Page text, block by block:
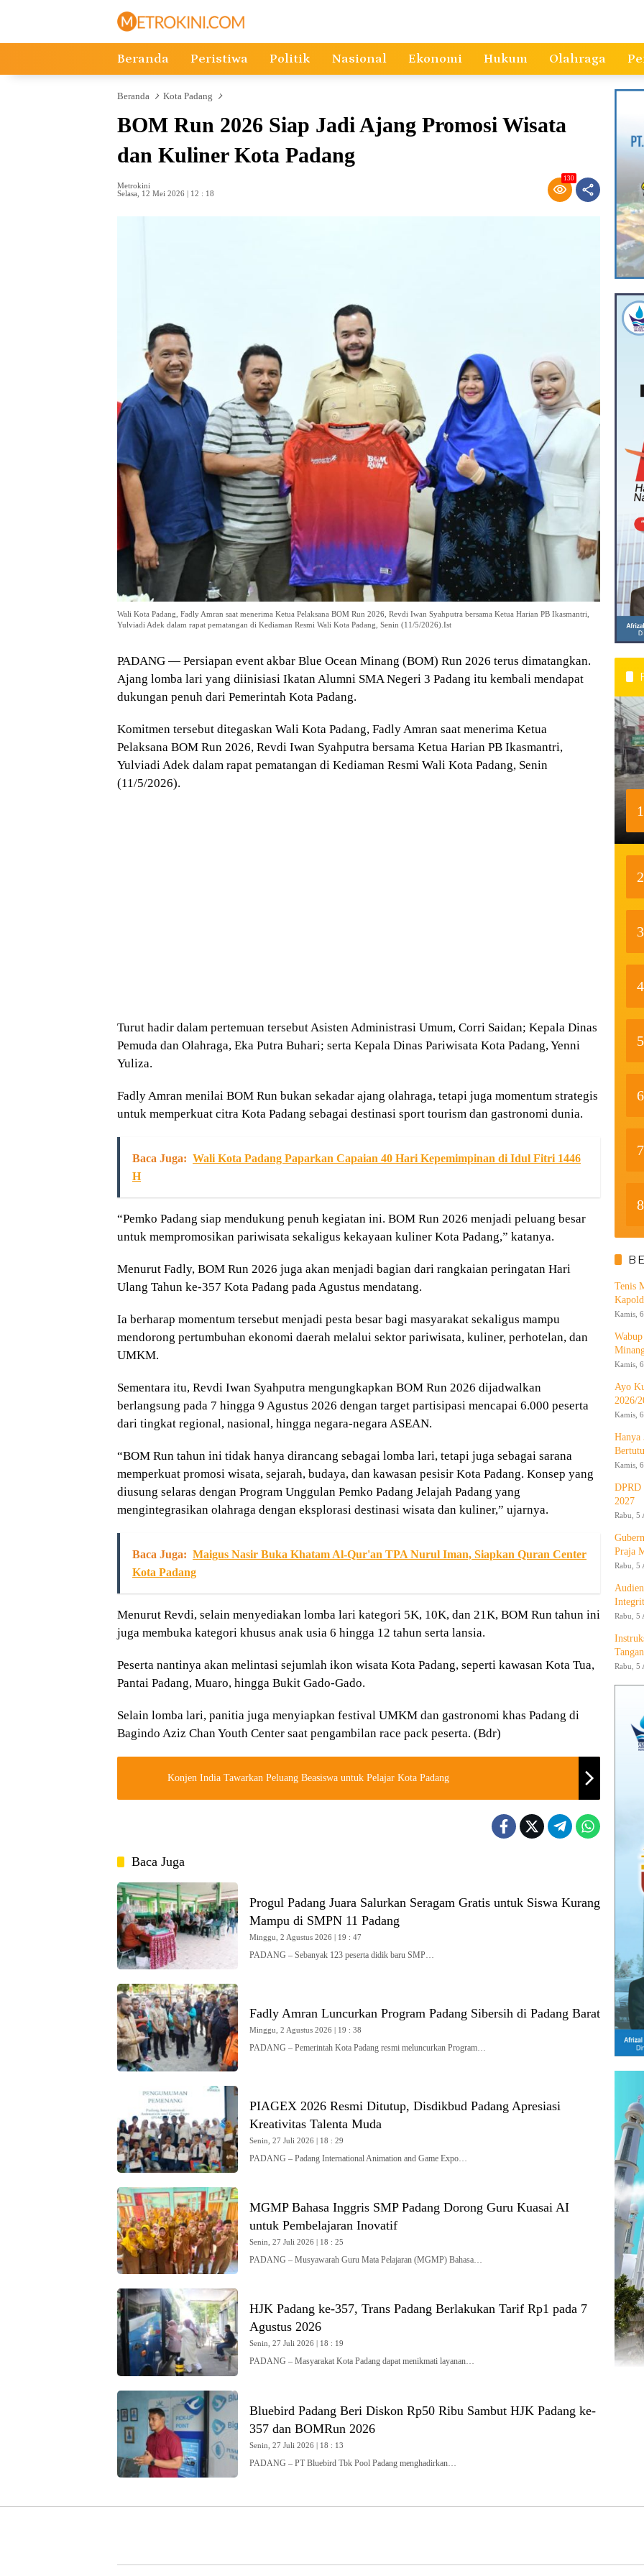
Beranda Peristiwa Politik Nasional Ekonomi Hukum Olahraga
Beranda Kota Padang
BOM Run 2026 Siap Jadi Ajang Promosi Wisata
dan Kuliner Kota Padang
Metrokini
Selasa, 12 Mei 2026 | 12 : 18
130
Wali Kota Padang, Fadly Amran saat menerima Ketua Pelaksana BOM Run 2026, Revdi Iwan Syahputra bersama Ketua Harian PB Ikasmantri,
Yulviadi Adek dalam rapat pematangan di Kediaman Resmi Wali Kota Padang, Senin (11/5/2026).Ist
PADANG — Persiapan event akbar Blue Ocean Minang (BOM) Run 2026 terus dimatangkan.
Ajang lomba lari yang diinisiasi Ikatan Alumni SMA Negeri 3 Padang itu kembali mendapat
dukungan penuh dari Pemerintah Kota Padang.
Komitmen tersebut ditegaskan Wali Kota Padang, Fadly Amran saat menerima Ketua
Pelaksana BOM Run 2026, Revdi Iwan Syahputra bersama Ketua Harian PB Ikasmantri,
Yulviadi Adek dalam rapat pematangan di Kediaman Resmi Wali Kota Padang, Senin
(11/5/2026).
Turut hadir dalam pertemuan tersebut Asisten Administrasi Umum, Corri Saidan; Kepala Dinas
Pemuda dan Olahraga, Eka Putra Buhari; serta Kepala Dinas Pariwisata Kota Padang,Yenni
Yuliza.
Fadly Amran menilai BOM Run bukan sekadar ajang olahraga, tetapi juga momentum strategis
untuk memperkuat citra Kota Padang sebagai destinasi sport tourism dan gastronomi dunia.
Baca Juga: Wali Kota Padang Paparkan Capaian 40 Hari Kepemimpinan di Idul Fitri 1446
H
“Pemko Padang siap mendukung penuh kegiatan ini. BOM Run 2026 menjadi peluang besar
untuk mempromosikan pariwisata sekaligus kekayaan kuliner Kota Padang,” katanya.
Menurut Fadly, BOM Run 2026 juga akan menjadi bagian dari rangkaian peringatan Hari
Ulang Tahun ke-357 Kota Padang pada Agustus mendatang.
Ia berharap momentum tersebut menjadi pesta besar bagi masyarakat sekaligus mampu
mendorong pertumbuhan ekonomi daerah melalui sektor pariwisata, kuliner, perhotelan, dan
UMKM.
Sementara itu, Revdi Iwan Syahputra mengungkapkan BOM Run 2026 dijadwalkan
berlangsung pada 7 hingga 9 Agustus 2026 dengan target partisipasi mencapai 6.000 peserta
dari tingkat regional, nasional, hingga negara-negara ASEAN.
“BOM Run tahun ini tidak hanya dirancang sebagai lomba lari, tetapi juga sebagai sarana
memperkuat promosi wisata, sejarah, budaya, dan kawasan pesisir Kota Padang. Konsep yang
diusung selaras dengan Program Unggulan Pemko Padang Jelajah Padang yang
mengintegrasikan olahraga dengan eksplorasi destinasi wisata dan kuliner,” ujarnya.
Baca Juga: Maigus Nasir Buka Khatam Al-Qur'an TPA Nurul Iman, Siapkan Quran Center
Kota Padang
Menurut Revdi, selain menyediakan lomba lari kategori 5K, 10K, dan 21K, BOM Run tahun ini
juga membuka kategori khusus anak usia 6 hingga 12 tahun serta lansia.
Peserta nantinya akan melintasi sejumlah ikon wisata Kota Padang, seperti kawasan Kota Tua,
Pantai Padang, Muaro, hingga Bukit Gado-Gado.
Selain lomba lari, panitia juga menyiapkan festival UMKM dan gastronomi khas Padang di
Bagindo Aziz Chan Youth Center saat pengambilan race pack peserta. (Bdr)
Konjen India Tawarkan Peluang Beasiswa untuk Pelajar Kota Padang
Baca Juga
Progul Padang Juara Salurkan Seragam Gratis untuk Siswa Kurang
Mampu di SMPN 11 Padang
Minggu, 2 Agustus 2026 | 19 : 47
PADANG – Sebanyak 123 peserta didik baru SMP…
Fadly Amran Luncurkan Program Padang Sibersih di Padang Barat
Minggu, 2 Agustus 2026 | 19 : 38
PADANG – Pemerintah Kota Padang resmi meluncurkan Program…
PIAGEX 2026 Resmi Ditutup, Disdikbud Padang Apresiasi
Kreativitas Talenta Muda
Senin, 27 Juli 2026 | 18 : 29
PADANG – Padang International Animation and Game Expo…
MGMP Bahasa Inggris SMP Padang Dorong Guru Kuasai AI
untuk Pembelajaran Inovatif
Senin, 27 Juli 2026 | 18 : 25
PADANG – Musyawarah Guru Mata Pelajaran (MGMP) Bahasa…
HJK Padang ke-357, Trans Padang Berlakukan Tarif Rp1 pada 7
Agustus 2026
Senin, 27 Juli 2026 | 18 : 19
PADANG – Masyarakat Kota Padang dapat menikmati layanan…
Bluebird Padang Beri Diskon Rp50 Ribu Sambut HJK Padang ke-
357 dan BOMRun 2026
Senin, 27 Juli 2026 | 18 : 13
PADANG – PT Bluebird Tbk Pool Padang menghadirkan…
1
2
3
4
5
6
7
8
Tenis
Kamis,
Kamis,
Ayo
2026/
Kamis,
Hanya
Kamis,
DPRD
2027
Rabu, 5
Praja
Rabu, 5
Rabu, 5
Rabu, 5